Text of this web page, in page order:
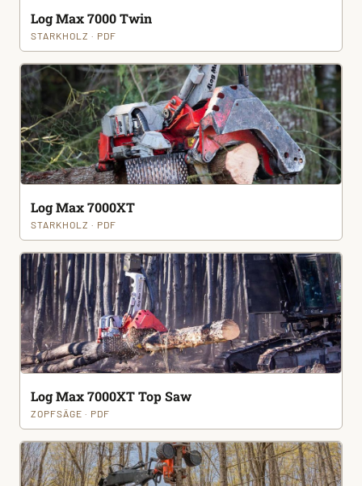
Log Max 7000 Twin
STARKHOLZ · PDF
Log Max 7000XT
STARKHOLZ · PDF
Log Max 7000XT Top Saw
ZOPFSÄGE · PDF